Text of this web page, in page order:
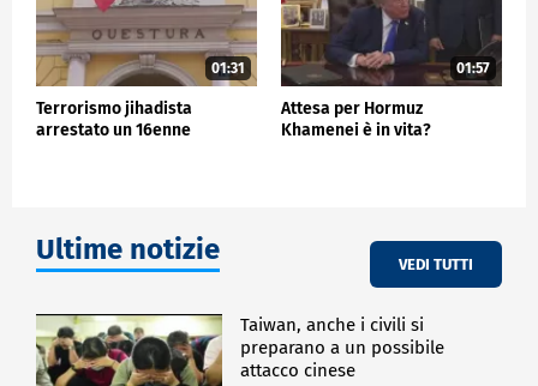
01:31
Terrorismo jihadista
arrestato un 16enne
01:57
Attesa per Hormuz
Khamenei è in vita?
Ultime notizie VEDI TUTTI
Taiwan, anche i civili si
preparano a un possibile
attacco cinese